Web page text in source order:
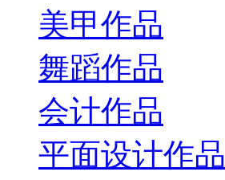
美甲作品
舞蹈作品
会计作品
平面设计作品